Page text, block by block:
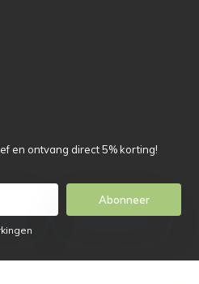
en ontvang direct 5% korting!
Abonneer